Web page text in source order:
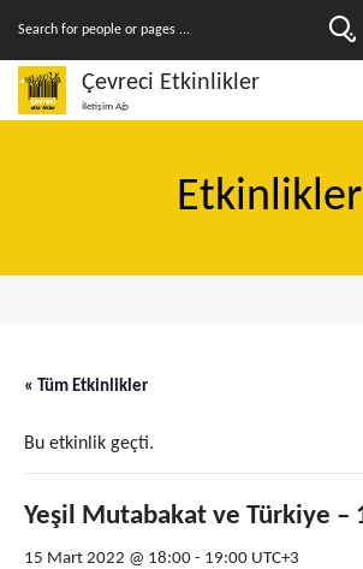
Çevreci Etkinlikler
İletişim Ağı
Etkinlikler
« Tüm Etkinlikler
Bu etkinlik geçti.
Yeşil Mutabakat ve Türkiye –
15 Mart 2022 @ 18:00 - 19:00 UTC+3